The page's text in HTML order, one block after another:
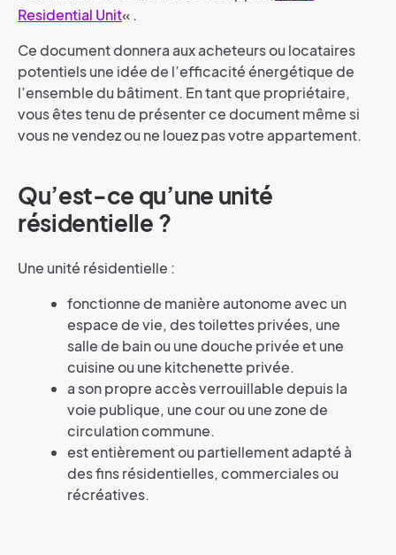
Residential Unit« .
Ce document donnera aux acheteurs ou locataires
potentiels une idée de l’efficacité énergétique de
l’ensemble du bâtiment. En tant que propriétaire,
vous êtes tenu de présenter ce document même si
vous ne vendez ou ne louez pas votre appartement.
Qu’est-ce qu’une unité
résidentielle ?
Une unité résidentielle :
fonctionne de manière autonome avec un
espace de vie, des toilettes privées, une
salle de bain ou une douche privée et une
cuisine ou une kitchenette privée.
a son propre accès verrouillable depuis la
voie publique, une cour ou une zone de
circulation commune.
est entièrement ou partiellement adapté à
des fins résidentielles, commerciales ou
récréatives.